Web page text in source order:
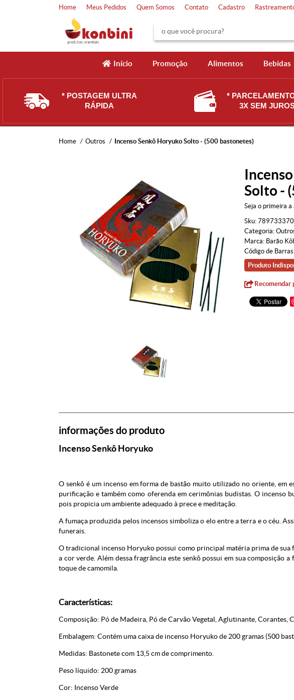
Home Meus Pedidos Quem Somos Contato Cadastro
Início Promoção Alimentos Bebidas
* POSTAGEM ULTRA
RÁPIDA
*
3X SEM
Home Outros Incenso Senkô Horyuko Solto - (500 bastonetes)
Solto -
Seja o primeira a
Sku:
Categoria:
Marca: Barão
Código de
Produto
Recomendar
informações do produto
Incenso Senkô Horyuko
O senkô é um incenso em forma de bastão muito utilizado no oriente, em
purificação e também como oferenda em cerimônias budistas. O incenso
pois propicia um ambiente adequado à prece e meditação.
A fumaça produzida pelos incensos simboliza o elo entre a terra e o céu.
funerais.
O tradicional incenso Horyuko possui como principal matéria prima de
a cor verde. Além dessa fragrância este senkô possui em sua composição
toque de camomila.
Características:
Composição: Pó de Madeira, Pó de Carvão Vegetal, Aglutinante, Corantes,
Embalagem: Contém uma caixa de incenso Horyuko de 200 gramas (500
Medidas: Bastonete com 13,5 cm de comprimento.
Peso líquido: 200 gramas
Cor: Incenso Verde